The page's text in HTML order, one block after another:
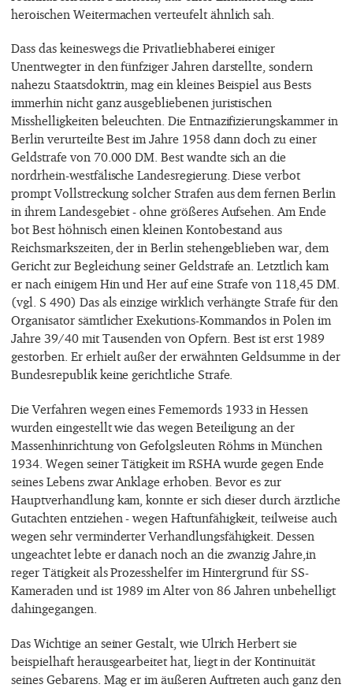
heroischen Weitermachen verteufelt ähnlich sah.
Dass das keineswegs die Privatliebhaberei einiger
Unentwegter in den fünfziger Jahren darstellte, sondern
nahezu Staatsdoktrin, mag ein kleines Beispiel aus Bests
immerhin nicht ganz ausgebliebenen juristischen
Misshelligkeiten beleuchten. Die Entnazifizierungskammer in
Berlin verurteilte Best im Jahre 1958 dann doch zu einer
Geldstrafe von 70.000 DM. Best wandte sich an die
nordrhein-westfälische Landesregierung. Diese verbot
prompt Vollstreckung solcher Strafen aus dem fernen Berlin
in ihrem Landesgebiet - ohne größeres Aufsehen. Am Ende
bot Best höhnisch einen kleinen Kontobestand aus
Reichsmarkszeiten, der in Berlin stehengeblieben war, dem
Gericht zur Begleichung seiner Geldstrafe an. Letztlich kam
er nach einigem Hin und Her auf eine Strafe von 118,45 DM.
(vgl. S 490) Das als einzige wirklich verhängte Strafe für den
Organisator sämtlicher Exekutions-Kommandos in Polen im
Jahre 39/40 mit Tausenden von Opfern. Best ist erst 1989
gestorben. Er erhielt außer der erwähnten Geldsumme in der
Bundesrepublik keine gerichtliche Strafe.
Die Verfahren wegen eines Fememords 1933 in Hessen
wurden eingestellt wie das wegen Beteiligung an der
Massenhinrichtung von Gefolgsleuten Röhms in München
1934. Wegen seiner Tätigkeit im RSHA wurde gegen Ende
seines Lebens zwar Anklage erhoben. Bevor es zur
Hauptverhandlung kam, konnte er sich dieser durch ärztliche
Gutachten entziehen - wegen Haftunfähigkeit, teilweise auch
wegen sehr verminderter Verhandlungsfähigkeit. Dessen
ungeachtet lebte er danach noch an die zwanzig Jahre,in
reger Tätigkeit als Prozesshelfer im Hintergrund für SS-
Kameraden und ist 1989 im Alter von 86 Jahren unbehelligt
dahingegangen.
Das Wichtige an seiner Gestalt, wie Ulrich Herbert sie
beispielhaft herausgearbeitet hat, liegt in der Kontinuität
seines Gebarens. Mag er im äußeren Auftreten auch ganz den